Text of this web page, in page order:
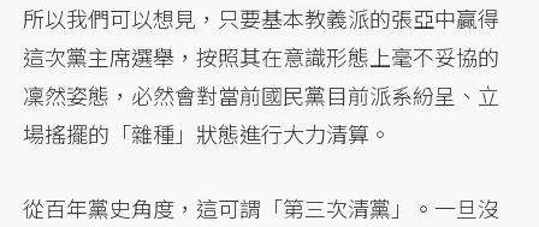
所以我們可以想見，只要基本教義派的張亞中贏得
這次黨主席選舉，按照其在意識形態上毫不妥協的
凜然姿態，必然會對當前國民黨目前派系紛呈、立
場搖擺的「雜種」狀態進行大力清算。
從百年黨史角度，這可謂「第三次清黨」。一旦沒